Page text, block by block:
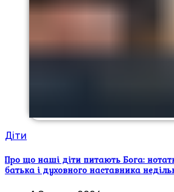
Діти
Про що наші діти питають Бога:
батька і духовного наставника